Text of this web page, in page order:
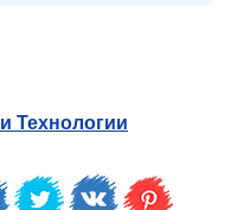
Технологии